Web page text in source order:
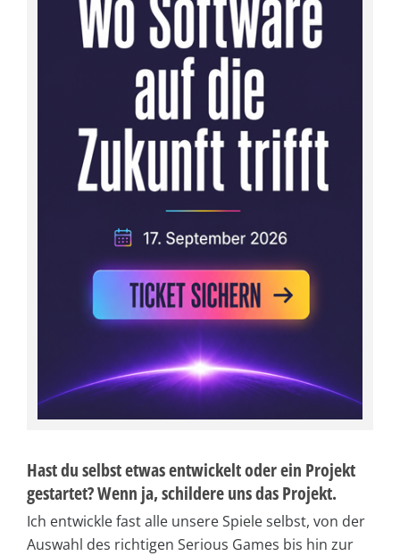
Hast du selbst etwas entwickelt oder ein Projekt
gestartet? Wenn ja, schildere uns das Projekt.
Ich entwickle fast alle unsere Spiele selbst, von der
Auswahl des richtigen Serious Games bis hin zur